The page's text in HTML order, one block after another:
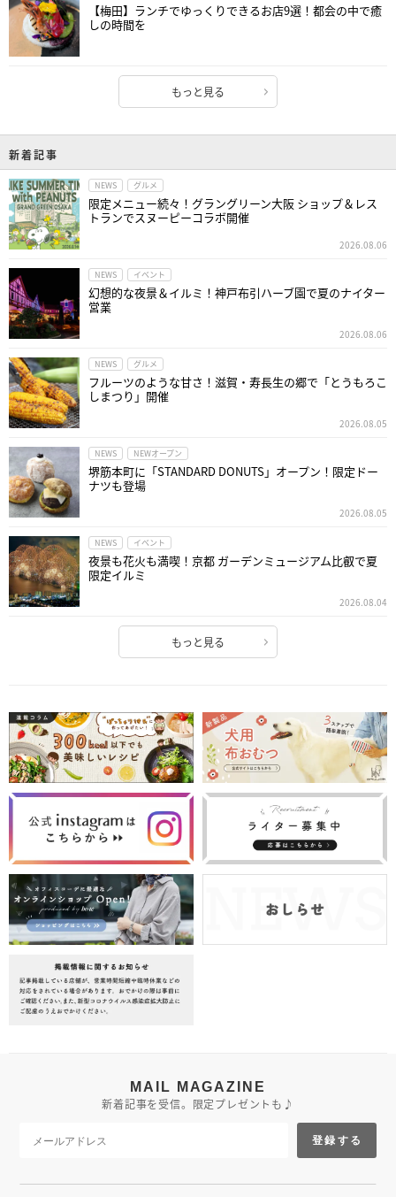
【梅田】ランチでゆっくりできるお店9選！都会の中で癒
しの時間を
もっと見る
新着記事
NEWS グルメ
限定メニュー続々！グラングリーン大阪 ショップ＆レス
トランでスヌーピーコラボ開催
2026.08.06
NEWS イベント
幻想的な夜景＆イルミ！神戸布引ハーブ園で夏のナイター
営業
2026.08.06
NEWS グルメ
フルーツのような甘さ！滋賀・寿長生の郷で「とうもろこ
しまつり」開催
2026.08.05
NEWS NEWオープン
堺筋本町に「STANDARD DONUTS」オープン！限定ドー
ナツも登場
2026.08.05
NEWS イベント
夜景も花火も満喫！京都 ガーデンミュージアム比叡で夏
限定イルミ
2026.08.04
もっと見る
MAIL MAGAZINE
新着記事を受信。限定プレゼントも♪
登録する